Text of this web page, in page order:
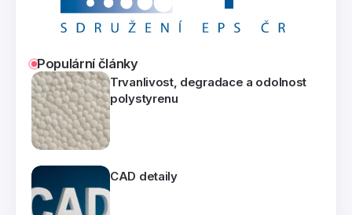
Populární články
Trvanlivost, degradace a odolnost
polystyrenu
CAD detaily